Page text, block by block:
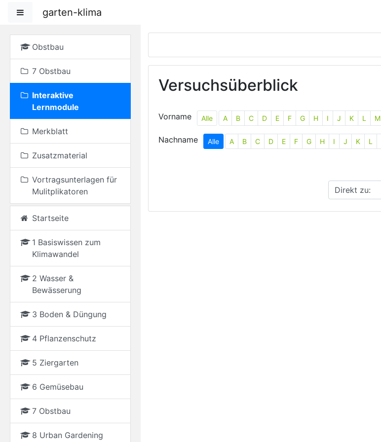
Website-Übersicht
garten-klima
Obstbau
7 Obstbau
Interaktive
Lernmodule
Merkblatt
Zusatzmaterial
Vortragsunterlagen für
Mulitplikatoren
Startseite
1 Basiswissen zum
Klimawandel
2 Wasser &
Bewässerung
3 Boden & Düngung
4 Pflanzenschutz
5 Ziergarten
6 Gemüsebau
7 Obstbau
8 Urban Gardening
Versuchsüberblick
Vorname
Alle A B C D E F G H I J K L M
Nachname Alle A B C D E F G H I J K L
Direkt zu: